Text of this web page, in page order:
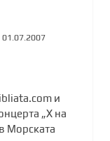
01.07.2007
и
„Х на
Морската